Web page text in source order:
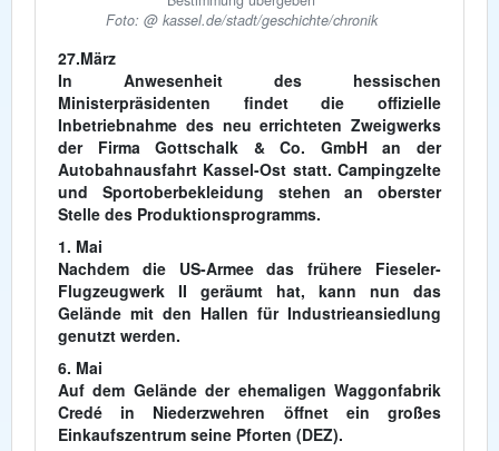
Foto: @ kassel.de/stadt/geschichte/chronik
27.März
In Anwesenheit des hessischen
Ministerpräsidenten findet die offizielle
Inbetriebnahme des neu errichteten Zweigwerks
der Firma Gottschalk & Co. GmbH an der
Autobahnausfahrt Kassel-Ost statt. Campingzelte
und Sportoberbekleidung stehen an oberster
Stelle des Produktionsprogramms.
1. Mai
Nachdem die US-Armee das frühere Fieseler-
Flugzeugwerk II geräumt hat, kann nun das
Gelände mit den Hallen für Industrieansiedlung
genutzt werden.
6. Mai
Auf dem Gelände der ehemaligen Waggonfabrik
Credé in Niederzwehren öffnet ein großes
Einkaufszentrum seine Pforten (DEZ).